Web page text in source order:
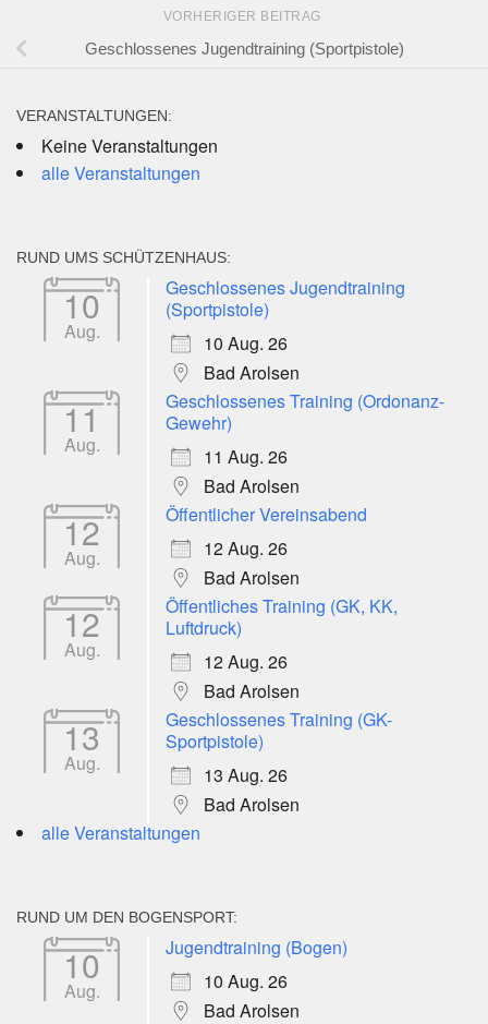
VORHERIGER BEITRAG
Geschlossenes Jugendtraining (Sportpistole)
VERANSTALTUNGEN:
Keine Veranstaltungen
alle Veranstaltungen
RUND UMS SCHÜTZENHAUS:
10
Aug.
Geschlossenes Jugendtraining
(Sportpistole)
10 Aug. 26
Bad Arolsen
11
Aug.
Geschlossenes Training (Ordonanz-
Gewehr)
11 Aug. 26
Bad Arolsen
12
Aug.
Öffentlicher Vereinsabend
12 Aug. 26
Bad Arolsen
12
Aug.
Öffentliches Training (GK, KK,
Luftdruck)
12 Aug. 26
Bad Arolsen
13
Aug.
Geschlossenes Training (GK-
Sportpistole)
13 Aug. 26
Bad Arolsen
alle Veranstaltungen
RUND UM DEN BOGENSPORT:
10
Aug.
Jugendtraining (Bogen)
10 Aug. 26
Bad Arolsen